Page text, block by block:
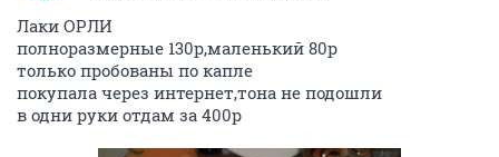
Лаки ОРЛИ
полноразмерные 130р,маленький 80р
только пробованы по капле
покупала через интернет,тона не подошли
в одни руки отдам за 400р